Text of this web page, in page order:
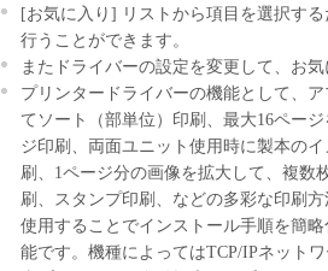
[お気に入り] リストから項目を選択す
行うことができます。
またドライバーの設定を変更して、お
プリンタードライバーの機能として、
てソート（部単位）印刷、最大16ペー
ジ印刷、両面ユニット使用時に製本の
刷、1ページ分の画像を拡大して、複数
刷、スタンプ印刷、などの多彩な印刷
使用することでインストール手順を簡
能です。機種によってはTCP/IPネット